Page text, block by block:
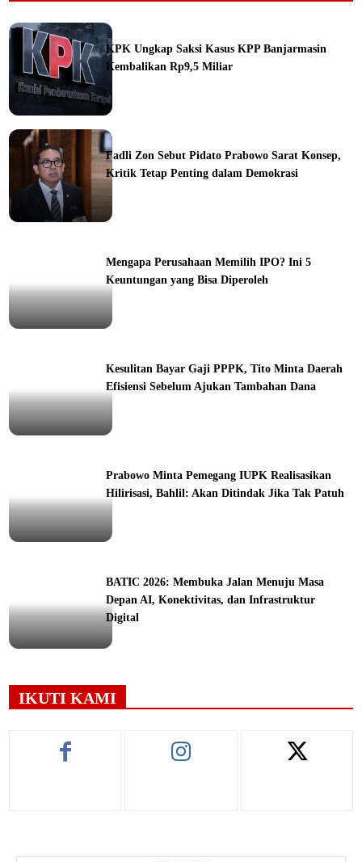
KPK Ungkap Saksi Kasus KPP Banjarmasin
Kembalikan Rp9,5 Miliar
Fadli Zon Sebut Pidato Prabowo Sarat Konsep,
Kritik Tetap Penting dalam Demokrasi
Mengapa Perusahaan Memilih IPO? Ini 5
Keuntungan yang Bisa Diperoleh
Kesulitan Bayar Gaji PPPK, Tito Minta Daerah
Efisiensi Sebelum Ajukan Tambahan Dana
Prabowo Minta Pemegang IUPK Realisasikan
Hilirisasi, Bahlil: Akan Ditindak Jika Tak Patuh
BATIC 2026: Membuka Jalan Menuju Masa
Depan AI, Konektivitas, dan Infrastruktur
Digital
IKUTI KAMI